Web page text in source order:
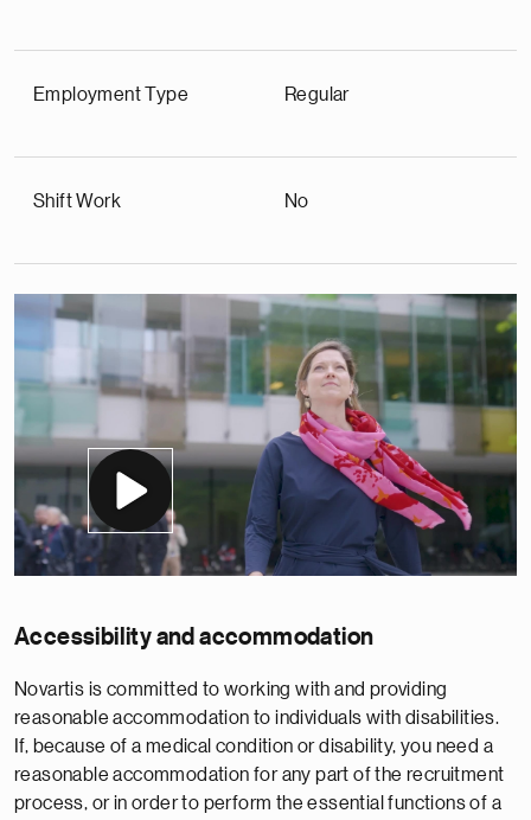
Employment Type Regular
Shift Work No
Accessibility and accommodation
Novartis is committed to working with and providing
reasonable accommodation to individuals with disabilities.
If, because of a medical condition or disability, you need a
reasonable accommodation for any part of the recruitment
process, or in order to perform the essential functions of a